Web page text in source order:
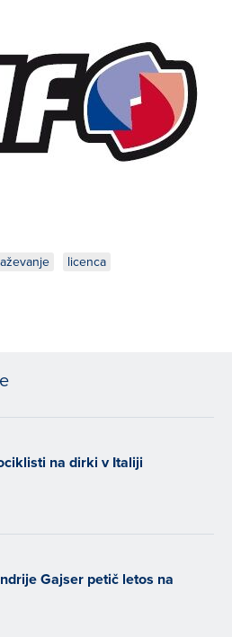
licenca
na dirki v Italiji
Gajser petič letos na